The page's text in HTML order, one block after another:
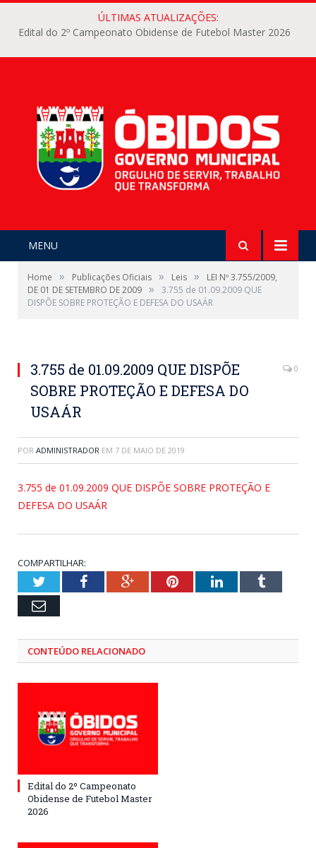
ÚLTIMAS ATUALIZAÇÕES:
Edital do 2º Campeonato Obidense de Futebol Master 2026
MENU
Home » Publicações Oficiais » Leis »
LEI Nº 3.755/2009,
DE 01 DE SETEMBRO DE 2009 »
3.755 de 01.09.2009 QUE
DISPÕE SOBRE PROTEÇÃO E DEFESA DO USAÁR
3.755 de 01.09.2009 QUE DISPÕE
SOBRE PROTEÇÃO E DEFESA DO
USAÁR
0
POR ADMINISTRADOR EM 7 DE MAIO DE 2019
3.755 de 01.09.2009 QUE DISPÕE SOBRE PROTEÇÃO E
DEFESA DO USAÁR
COMPARTILHAR:
TwitterFacebookGoogle+PinterestLinkedInTumblr
Email
CONTEÚDO RELACIONADO
Edital do 2º Campeonato
Obidense de Futebol Master
2026